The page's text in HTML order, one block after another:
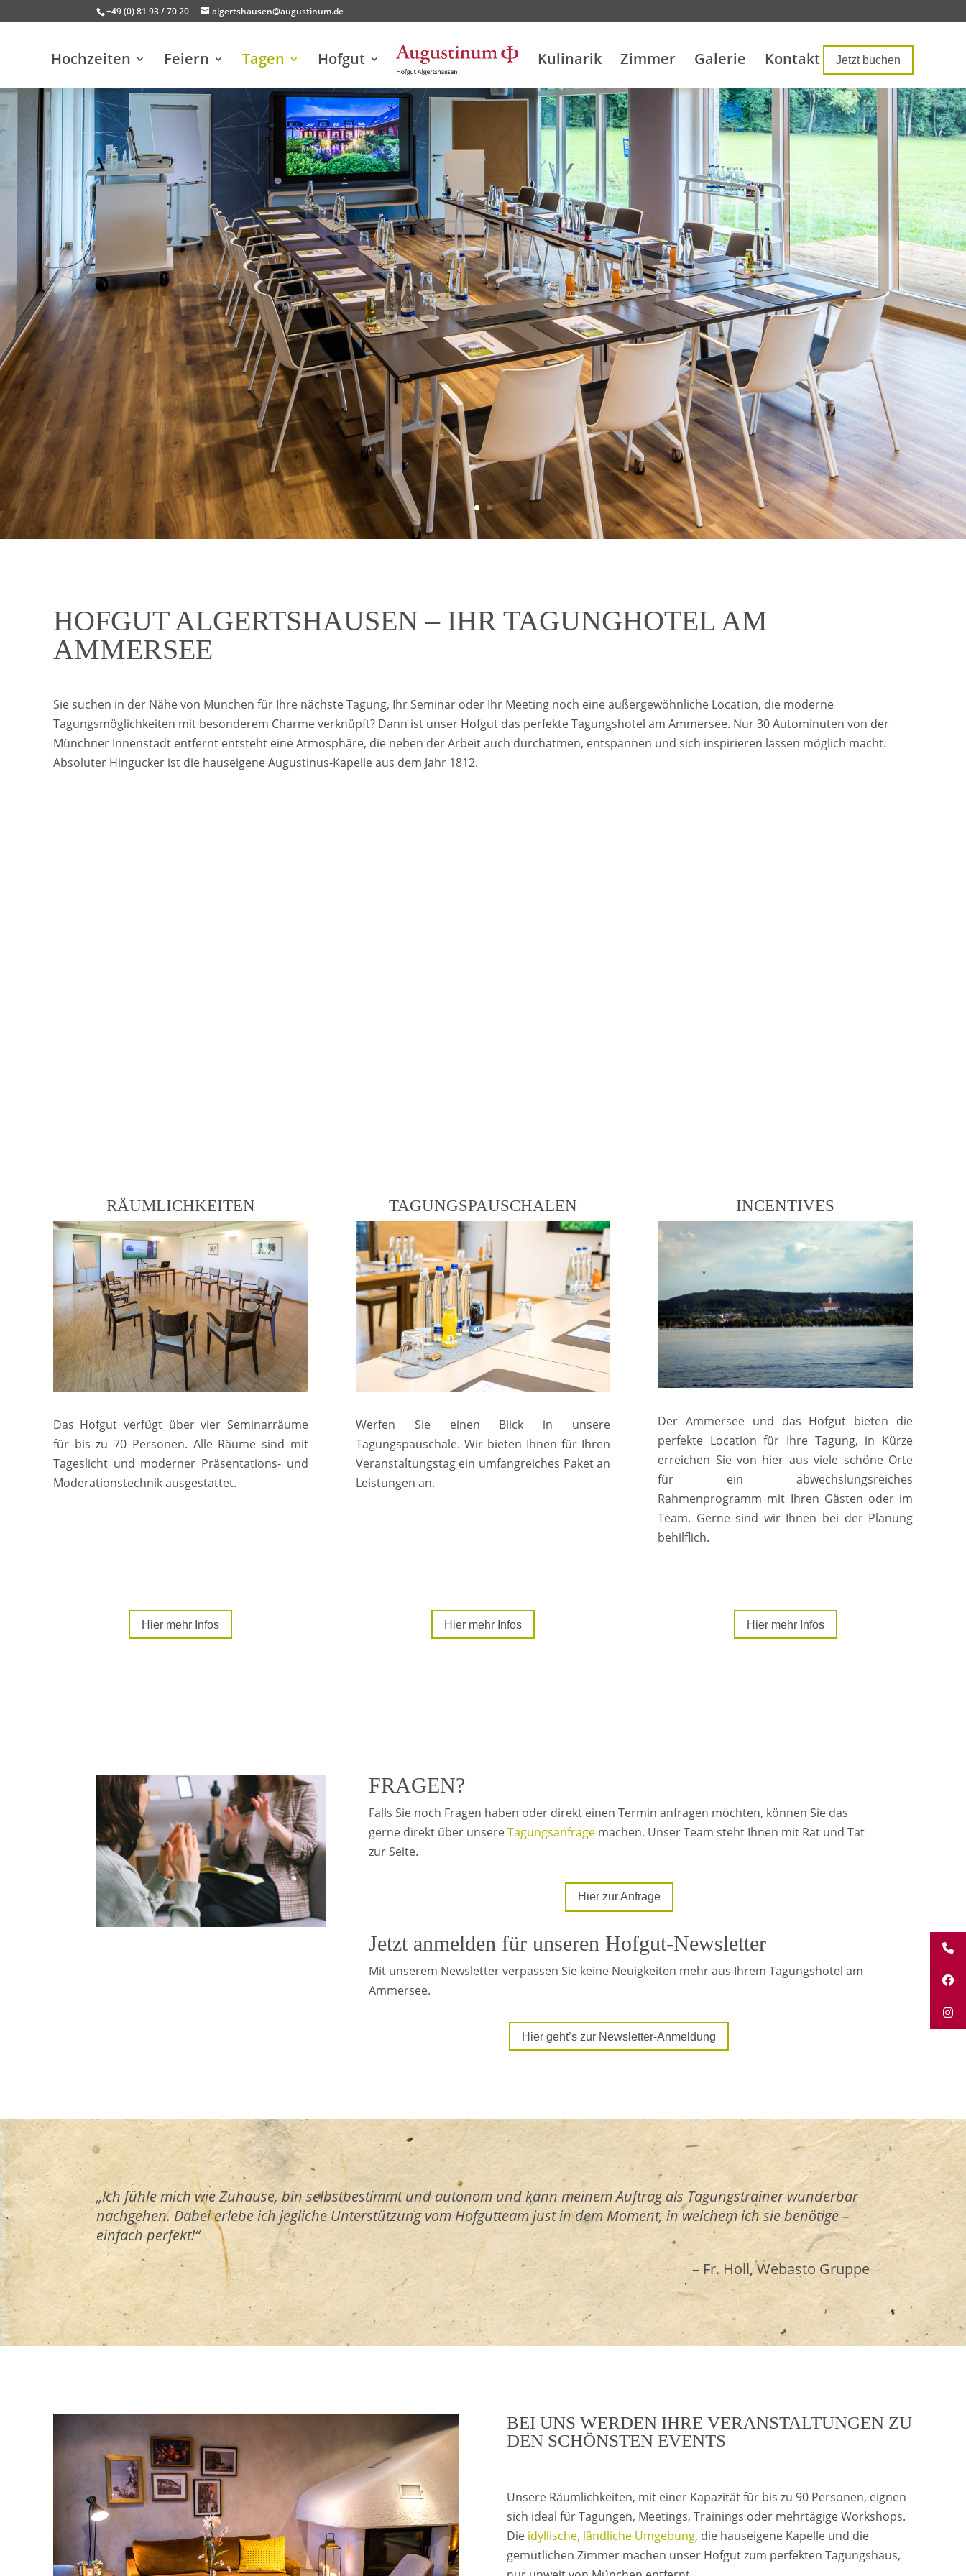
+49 (0) 81 93 / 70 20 algertshausen@augustinum.de
Hochzeiten Feiern Tagen Hofgut Kulinarik Zimmer Galerie Kontakt Jetzt buchen
HOFGUT ALGERTSHAUSEN – IHR TAGUNGHOTEL AM
AMMERSEE
Sie suchen in der Nähe von München für Ihre nächste Tagung, Ihr Seminar oder Ihr Meeting noch eine außergewöhnliche Location, die moderne
Tagungsmöglichkeiten mit besonderem Charme verknüpft? Dann ist unser Hofgut das perfekte Tagungshotel am Ammersee. Nur 30 Autominuten von der
Münchner Innenstadt entfernt entsteht eine Atmosphäre, die neben der Arbeit auch durchatmen, entspannen und sich inspirieren lassen möglich macht.
Absoluter Hingucker ist die hauseigene Augustinus-Kapelle aus dem Jahr 1812.
RÄUMLICHKEITEN TAGUNGSPAUSCHALEN INCENTIVES
Das Hofgut verfügt über vier Seminarräume
für bis zu 70 Personen. Alle Räume sind mit
Tageslicht und moderner Präsentations- und
Moderationstechnik ausgestattet.
Werfen Sie einen Blick in unsere
Tagungspauschale. Wir bieten Ihnen für Ihren
Veranstaltungstag ein umfangreiches Paket an
Leistungen an.
Der Ammersee und das Hofgut bieten die
perfekte Location für Ihre Tagung, in Kürze
erreichen Sie von hier aus viele schöne Orte
für ein abwechslungsreiches
Rahmenprogramm mit Ihren Gästen oder im
Team. Gerne sind wir Ihnen bei der Planung
behilflich.
Hier mehr Infos Hier mehr Infos Hier mehr Infos
FRAGEN?
Falls Sie noch Fragen haben oder direkt einen Termin anfragen möchten, können Sie das
gerne direkt über unsereTagungsanfrage machen. Unser Team steht Ihnen mit Rat und Tat
zur Seite.
Hier zur Anfrage
Jetzt anmelden für unseren Hofgut-Newsletter
Mit unserem Newsletter verpassen Sie keine Neuigkeiten mehr aus Ihrem Tagungshotel am
Ammersee.
Hier geht’s zur Newsletter-Anmeldung
„Ich fühle mich wie Zuhause, bin selbstbestimmt und autonom und kann meinem Auftrag als Tagungstrainer wunderbar
nachgehen. Dabei erlebe ich jegliche Unterstützung vom Hofgutteam just in dem Moment, in welchem ich sie benötige –
einfach perfekt!“
– Fr. Holl, Webasto Gruppe
BEI UNS WERDEN IHRE VERANSTALTUNGEN ZU
DEN SCHÖNSTEN EVENTS
Unsere Räumlichkeiten, mit einer Kapazität für bis zu 90 Personen, eignen
sich ideal für Tagungen, Meetings, Trainings oder mehrtägige Workshops.
Die idyllische, ländliche Umgebung, die hauseigene Kapelle und die
gemütlichen Zimmer machen unser Hofgut zum perfekten Tagungshaus,